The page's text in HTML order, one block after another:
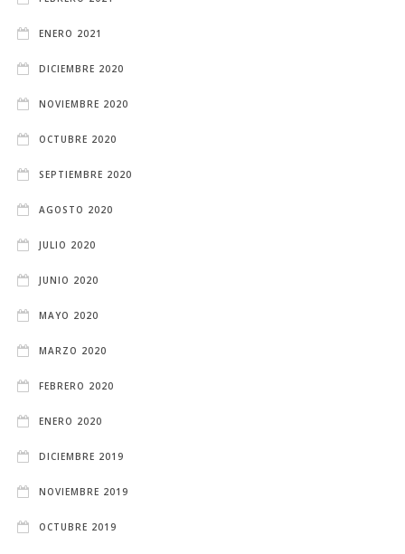
ENERO 2021
DICIEMBRE 2020
NOVIEMBRE 2020
OCTUBRE 2020
SEPTIEMBRE 2020
AGOSTO 2020
JULIO 2020
JUNIO 2020
MAYO 2020
MARZO 2020
FEBRERO 2020
ENERO 2020
DICIEMBRE 2019
NOVIEMBRE 2019
OCTUBRE 2019